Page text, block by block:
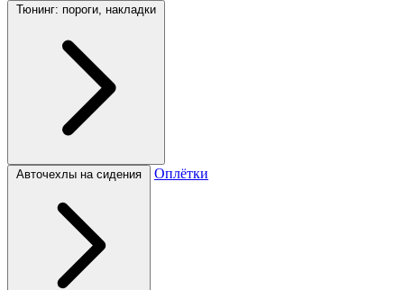
Тюнинг: пороги, накладки
Авточехлы на сидения Оплётки